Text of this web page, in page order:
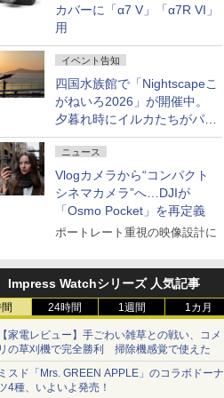
カバーに「α7 V」「α7R VI」
用
イベント告知
四国水族館で「Nightscapeこ
がねいろ2026」が開催中。
夕暮れ時にイルカたちがパフ
ォーマンスを繰り広げる
ニュース
Vlogカメラから“コンパクト
シネマカメラ”へ…DJIが
「Osmo Pocket」を再定義
ポートレート重視の映像設計に
Impress Watchシリーズ 人気記事
24時間 1週間 1カ月
家電レビュー】手ごわい雑草との戦い、コメ
の草刈機で完全勝利 掃除機感覚で使えた
スド「Mrs. GREEN APPLE」のコラボドーナ
4種、いよいよ発売！